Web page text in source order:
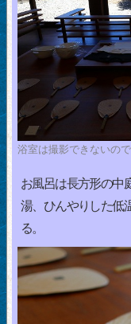
浴室は撮影できないの
お風呂は長方形の中
湯、ひんやりした低
る。